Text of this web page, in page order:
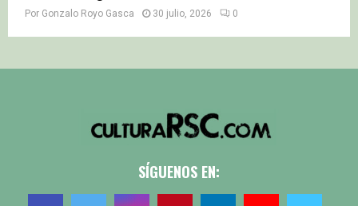
Por Gonzalo Royo Gasca 30 julio, 2026 0
SÍGUENOS EN: